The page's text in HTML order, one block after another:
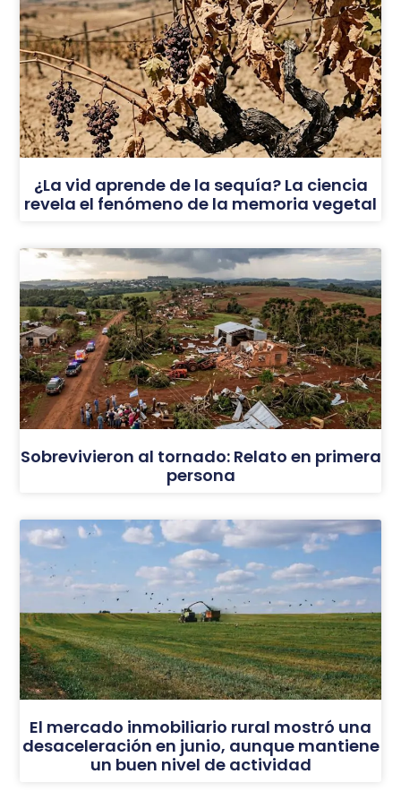
¿La vid aprende de la sequía? La ciencia
revela el fenómeno de la memoria vegetal
Sobrevivieron al tornado: Relato en primera
persona
El mercado inmobiliario rural mostró una
desaceleración en junio, aunque mantiene
un buen nivel de actividad